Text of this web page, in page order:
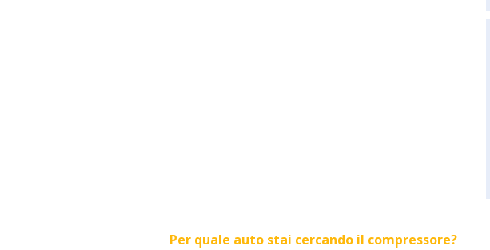
Per quale auto stai cercando il compressore?